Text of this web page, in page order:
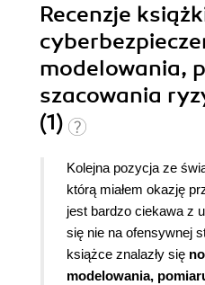
Recenzje
modelowania,
szacowania
(1)
Kolejna pozycja ze
którą miałem okazję
jest bardzo ciekawa z
się nie na ofensywnej
książce znalazły się
modelowania,